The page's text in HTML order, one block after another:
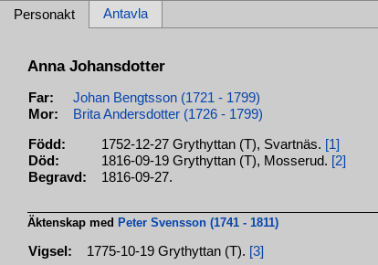
Personakt Antavla
Anna Johansdotter
Far:
Johan Bengtsson (1721 - 1799)
Mor:
Brita Andersdotter (1726 - 1799)
Född: 1752-12-27 Grythyttan (T), Svartnäs. [1]
Död:
1816-09-19 Grythyttan (T), Mosserud. [2]
Begravd:
1816-09-27.
Äktenskap med Peter Svensson (1741 - 1811)
Vigsel: 1775-10-19 Grythyttan (T). [3]